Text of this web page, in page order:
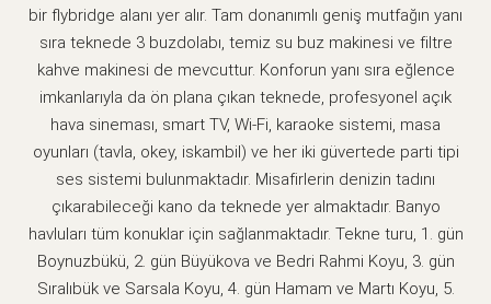
bir flybridge alanı yer alır. Tam donanımlı geniş mutfağın yanı
sıra teknede 3 buzdolabı, temiz su buz makinesi ve filtre
kahve makinesi de mevcuttur. Konforun yanı sıra eğlence
imkanlarıyla da ön plana çıkan teknede, profesyonel açık
hava sineması, smart TV, Wi-Fi, karaoke sistemi, masa
oyunları (tavla, okey, iskambil) ve her iki güvertede parti tipi
ses sistemi bulunmaktadır. Misafirlerin denizin tadını
çıkarabileceği kano da teknede yer almaktadır. Banyo
havluları tüm konuklar için sağlanmaktadır. Tekne turu, 1. gün
Boynuzbükü, 2. gün Büyükova ve Bedri Rahmi Koyu, 3. gün
Sıralıbük ve Sarsala Koyu, 4. gün Hamam ve Martı Koyu, 5.